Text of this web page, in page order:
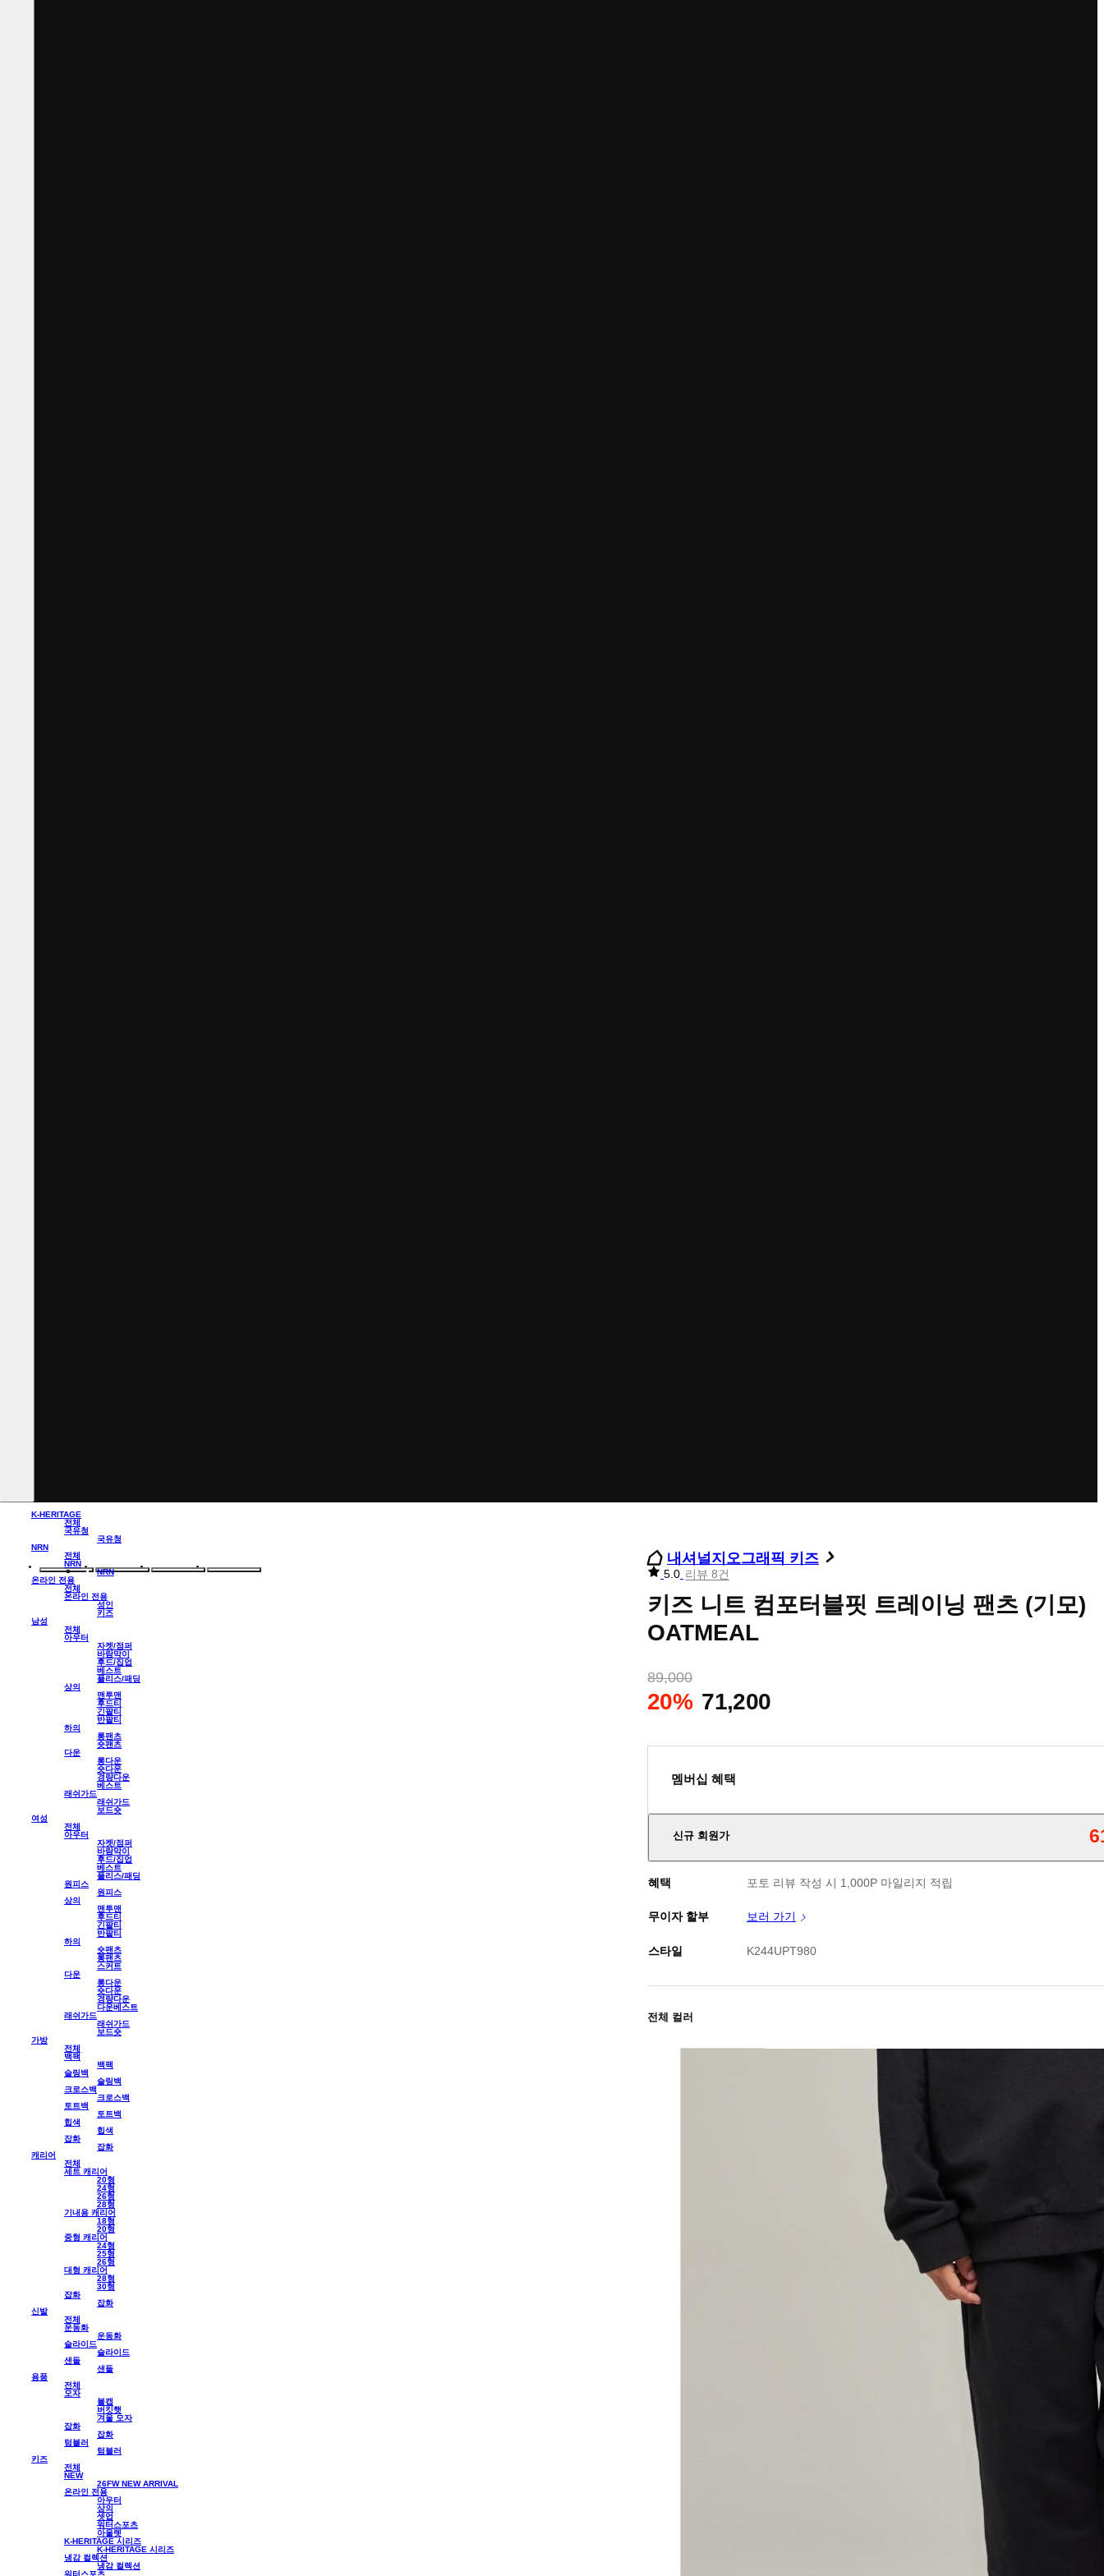
K-HERITAGE
전체
국유청
국유청
NRN
전체
NRN
NRN
온라인 전용
전체
온라인 전용
성인
키즈
남성
전체
아우터
자켓/점퍼
바람막이
후드/집업
베스트
플리스/패딩
상의
맨투맨
후드티
긴팔티
반팔티
하의
롱팬츠
숏팬츠
다운
롱다운
숏다운
경량다운
베스트
래쉬가드
래쉬가드
보드숏
여성
전체
아우터
자켓/점퍼
바람막이
후드/집업
베스트
플리스/패딩
원피스
원피스
상의
맨투맨
후드티
긴팔티
반팔티
하의
숏팬츠
롱팬츠
스커트
다운
롱다운
숏다운
경량다운
다운베스트
래쉬가드
래쉬가드
보드숏
가방
전체
백팩
백팩
슬링백
슬링백
크로스백
크로스백
토트백
토트백
힙색
힙색
잡화
잡화
캐리어
전체
세트 캐리어
20형
24형
26형
28형
기내용 캐리어
18형
20형
중형 캐리어
24형
25형
26형
대형 캐리어
28형
30형
잡화
잡화
신발
전체
운동화
운동화
슬라이드
슬라이드
샌들
샌들
용품
전체
모자
볼캡
버킷햇
겨울 모자
잡화
잡화
텀블러
텀블러
키즈
전체
NEW
26FW NEW ARRIVAL
온라인 전용
아우터
상의
셋업
워터스포츠
아울렛
K-HERITAGE 시리즈
K-HERITAGE 시리즈
냉감 컬렉션
냉감 컬렉션
워터스포츠
내셔널지오그래픽 키즈
리
별
점
5.0 리뷰 8건
키즈 니트 컴포터블핏 트레이닝 팬츠 (기모)
OATMEAL
89,000
20% 71,200
멤버십 혜택
신규 회원가
판매가
혜택 포토 리뷰 작성 시 1,000P 마일리지 적립
무이자 할부 보러 가기
스타일 K244UPT980
전체 컬러